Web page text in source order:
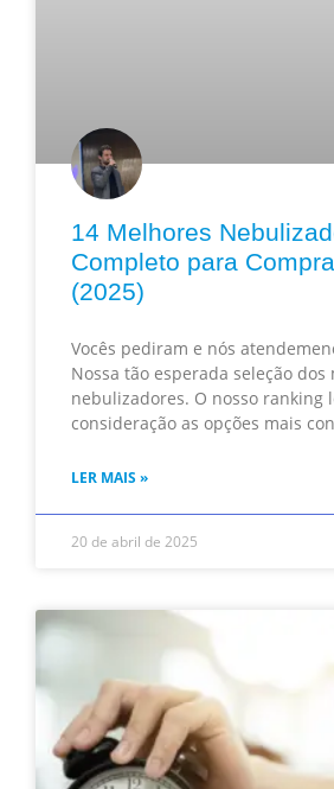
14 Melhores
Completo para
(2025)
Vocês pediram e nós
Nossa tão esperada seleção dos
nebulizadores. O nosso ranking
consideração as opções mais
LER MAIS »
20 de abril de 2025